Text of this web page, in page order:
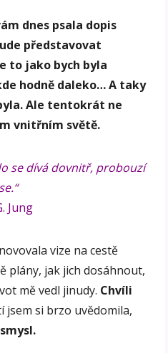
dnes psala dopis
představovat
to jako bych byla
hodně daleko… A taky
Ale tentokrát ne
vnitřním světě.
se dívá dovnitř, probouzí
se.“
Jung
vize na cestě
plány, jak jich dosáhnout,
mě vedl jinudy. Chvíli
jsem si brzo uvědomila,